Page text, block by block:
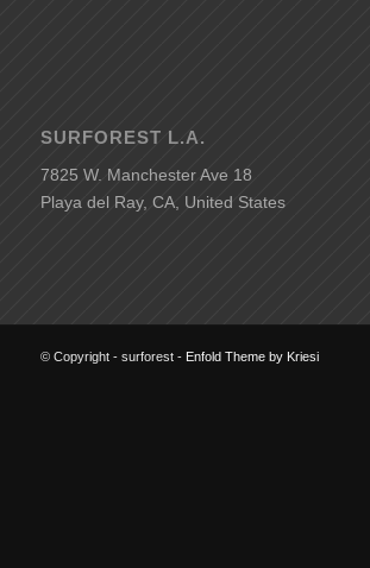
SURFOREST L.A.
7825 W. Manchester Ave 18
Playa del Ray, CA, United States
© Copyright - surforest - Enfold Theme by Kriesi